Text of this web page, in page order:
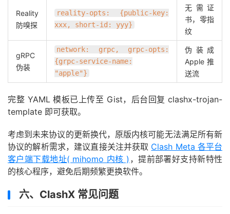
Reality
防嗅探
reality-opts: {public-key:
xxx, short-id: yyy}
无需证
书，零指
纹
gRPC
伪装
network: grpc, grpc-opts:
{grpc-service-name:
"apple"}
伪装成
Apple 推
送流
完整 YAML 模板已上传至 Gist，后台回复 clashx-trojan-
template 即可获取。
考虑到未来协议的更新换代，原版内核可能无法满足所有新
协议的解析需求，建议直接关注并获取 Clash Meta 各平台
客户端下载地址( mihomo 内核 ) ，提前部署好支持新特性
的核心程序，避免后期频繁更换软件。
六、ClashX 常见问题